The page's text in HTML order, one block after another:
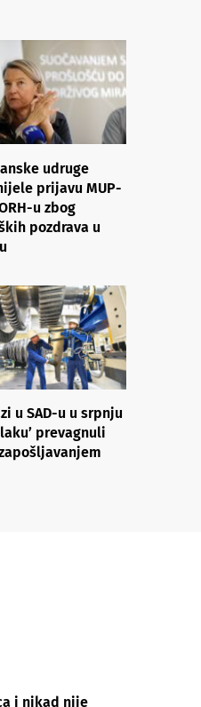
udruge
prijavu MUP-
u zbog
pozdrava u
u SAD-u u srpnju
prevagnuli
i nikad nije